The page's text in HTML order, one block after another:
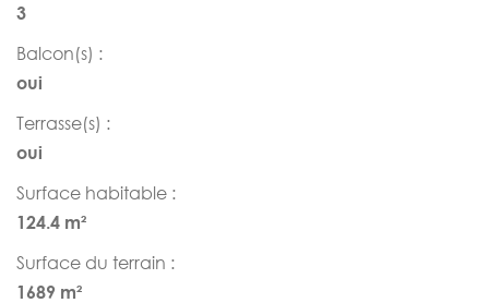
3
Balcon(s) :
oui
Terrasse(s) :
oui
Surface habitable :
124.4 m²
Surface du terrain :
1689 m²